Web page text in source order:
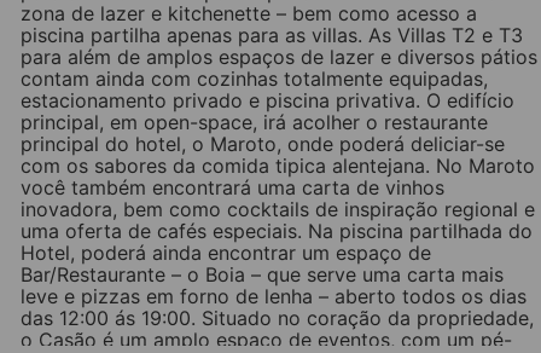
zona de lazer e kitchenette – bem como acesso a
piscina partilha apenas para as villas. As Villas T2 e T3
para além de amplos espaços de lazer e diversos pátios
contam ainda com cozinhas totalmente equipadas,
estacionamento privado e piscina privativa. O edifício
principal, em open-space, irá acolher o restaurante
principal do hotel, o Maroto, onde poderá deliciar-se
com os sabores da comida tipica alentejana. No Maroto
você também encontrará uma carta de vinhos
inovadora, bem como cocktails de inspiração regional e
uma oferta de cafés especiais. Na piscina partilhada do
Hotel, poderá ainda encontrar um espaço de
Bar/Restaurante – o Boia – que serve uma carta mais
leve e pizzas em forno de lenha – aberto todos os dias
das 12:00 ás 19:00. Situado no coração da propriedade,
o Casão é um amplo espaço de eventos, com um pé-